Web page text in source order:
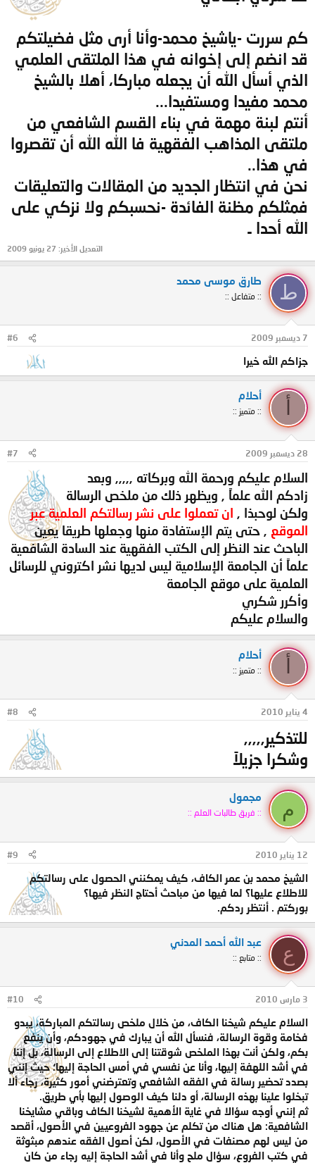
كم سررت -ياشيخ محمد-وأنا أرى مثل فضيلتكم
قد انضم إلى إخوانه في هذا الملتقى العلمي
الذي أسأل الله أن يجعله مباركا، أهلا بالشيخ
محمد مفيدا ومستفيدا...
أنتم لبنة مهمة في بناء القسم الشافعي من
ملتقى المذاهب الفقهية فا الله الله أن تقصروا
في هذا..
نحن في انتظار الجديد من المقالات والتعليقات
فمثلكم مظنة الفائدة -نحسبكم ولا نزكي على
الله أحدا ـ
التعديل الأخير: 27 يونيو 2009
ط
طارق موسى محمد
:: متفاعل ::
7 ديسمبر 2009 #6
جزاكم الله خيرا
أحلام
:: متميز ::
28 ديسمبر 2009 #7
السلام عليكم ورحمة الله وبركاته ,,,,, وبعد
زادكم الله علماً , ويظهر ذلك من ملخص الرسالة
ولكن لوحبذا , ان تعملوا على نشر رسالتكم العلمية عبر
الموقع , حتى يتم الإستفادة منها وجعلها طريقا يعين
الباحث عند النظر إلى الكتب الفقهية عند السادة الشافعية
علماً أن الجامعة الإسلامية ليس لديها نشر اكتروني للرسائل
العلمية على موقع الجامعة
وأكرر شكري
والسلام عليكم
أحلام
:: متميز ::
4 يناير 2010 #8
للتذكير,,,,,
وشكرا جزيلاً
م
مجمول
:: فريق طالبات العلم ::
12 يناير 2010 #9
الشيخ محمد بن عمر الكاف، كيف يمكنني الحصول على رسالتكم
للاطلاع عليها؟ لما فيها من مباحث أحتاج النظر فيها؟
بوركتم . أنتظر ردكم.
ع
عبد الله أحمد المدني
:: متابع ::
3 مارس 2010 #10
السلام عليكم شيخنا الكاف، من خلال ملخص رسالتكم المباركة، يبدو
فخامة وقوة الرسالة، فنسأل الله أن يبارك في جهودكم، وأن ينفع
بكم، ولكن أنت بهذا الملخص شوقتنا إلى الاطلاع إلى الرسالة، بل إننا
في أشد اللهفة إليها، وأنا عن نفسي في أمس الحاجة إليها؛ حيث إنني
بصدد تحضير رسالة في الفقه الشافعي وتعترضني أمور كثيرة، رجاء ألا
تبخلوا علينا بهذه الرسالة، أو دلنا كيف الوصول إليها بأي طريق.
ثم إنني أوجه سؤالا في غاية الأهمية لشيخنا الكاف وباقي مشايخنا
الشافعية: هل هناك من تكلم عن جهود الفروعيين في الأصول، أقصد
من ليس لهم مصنفات في الأصول، لكن أصول الفقه عندهم مبثوثة
في كتب الفروع، سؤال ملح وأنا في أشد الحاجة إليه رجاء من كان